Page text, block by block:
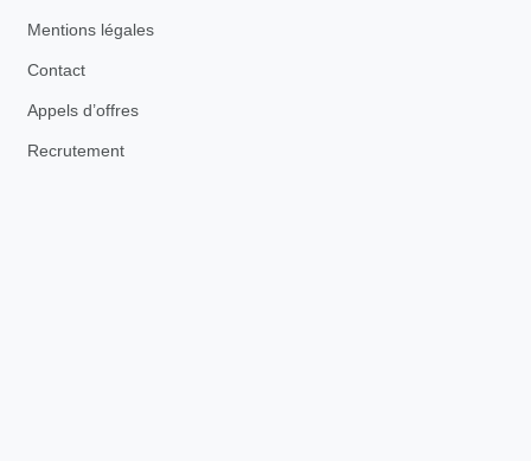
Mentions légales
Contact
Appels d’offres
Recrutement